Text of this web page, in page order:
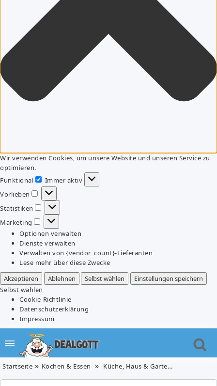
Wir verwenden Cookies, um unsere Website und unseren Service zu
optimieren.
Funktional
Funktional
Immer aktiv
Vorlieben
Vorlieben
Statistiken
Statistiken
Marketing
Marketing
Optionen verwalten
Dienste verwalten
Verwalten von {vendor_count}-Lieferanten
Lese mehr über diese Zwecke
Akzeptieren
Ablehnen Selbst wählen
Einstellungen speichern
Selbst wählen
Cookie-Richtlinie
Datenschutzerklärung
Impressum
Startseite Kochen & Essen Küche, Haus & Garten